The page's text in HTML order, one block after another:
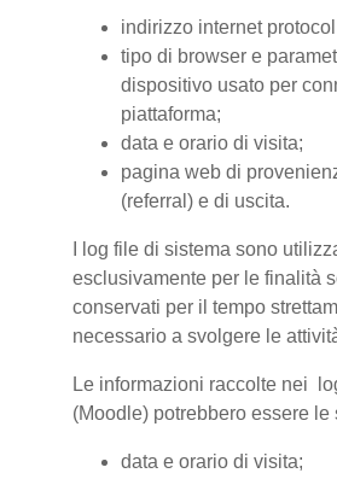
indirizzo internet
tipo di browser e
dispositivo usato per
piattaforma;
data e orario di visita;
pagina web di
(referral) e di uscita.
I log file di sistema sono
esclusivamente per le finalità
conservati per il tempo
necessario a svolgere le
Le informazioni raccolte nei
(Moodle) potrebbero essere le
data e orario di visita;